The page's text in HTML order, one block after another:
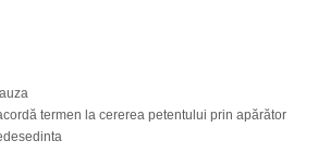
termen la cererea petentului prin apărător